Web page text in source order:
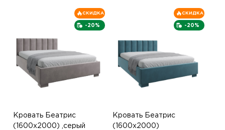
-20%
СКИДКА
Кровать Беатрис
(1600х2000) ,серый
-20%
СКИДКА
Кровать Беатрис
(1600х2000)